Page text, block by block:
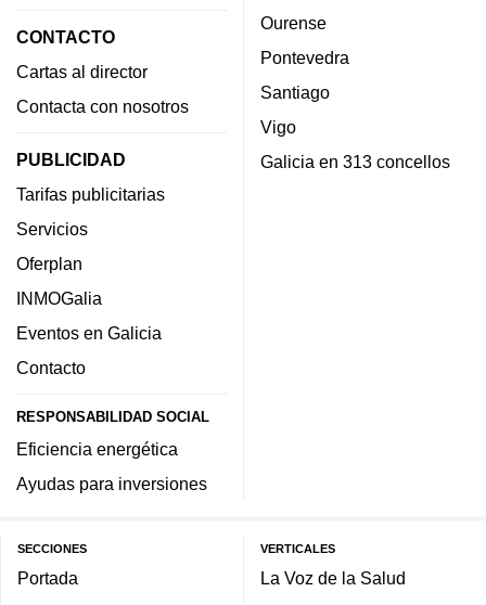
CONTACTO
Cartas al director
Contacta con nosotros
PUBLICIDAD
Tarifas publicitarias
Servicios
Oferplan
INMOGalia
Eventos en Galicia
Contacto
RESPONSABILIDAD SOCIAL
Eficiencia energética
Ayudas para inversiones
Ourense
Pontevedra
Santiago
Vigo
Galicia en 313 concellos
SECCIONES
Portada
VERTICALES
La Voz de la Salud